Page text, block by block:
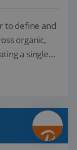
to define and
organic,
a single
18 August